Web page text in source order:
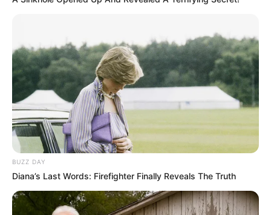
Imperfect: Karier, Cinta &
Timbangan
Eggnoid: Cinta & Portal
Waktu
Habibie dan Ainun 3
BUZZ DAY
Diana’s Last Words: Firefighter Finally Reveals The Truth